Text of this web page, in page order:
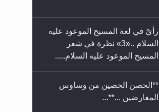
رأيٌ في لغة المسيح الموعود عليه
السلام ..«3» نظرة في شعر
المسيح الموعود عليه السلام.....
**الحصن الحصين من وساوس
المعارضين ...**...